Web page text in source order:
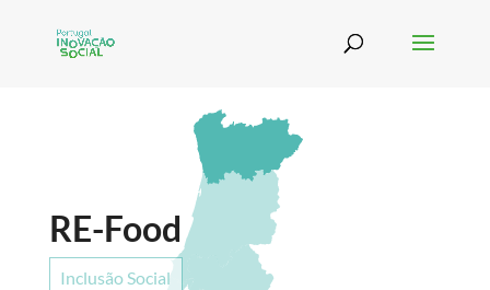
RE-Food
Inclusão Social